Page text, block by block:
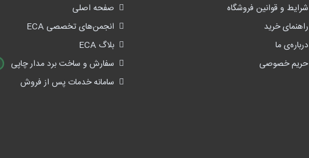
شرايط و قوانین فروشگاه
راهنمای خرید
درباره‌ی ما
حریم خصوصی
صفحه اصلی
انجمن‌های تخصصی ECA
بلاگ ECA
سفارش و ساخت برد مدار چاپی
سامانه خدمات پس از فروش